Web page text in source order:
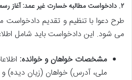
۲. دادخواست مطالبه خسارت غیر عمد: آغاز رسمی روند
طرح دعوا با تنظیم و تقدیم دادخواست
می شود. این دادخواست باید شامل
مشخصات خواهان و خوانده:
ملی، آدرس) خواهان (زیان دیده) و